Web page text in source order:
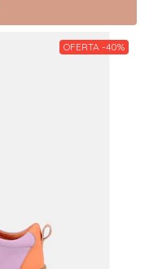
OFERTA -40%